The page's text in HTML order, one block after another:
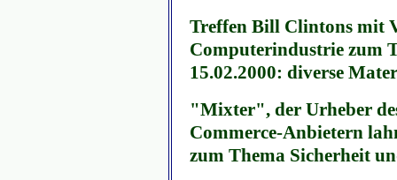
Treffen Bill Clintons mit
Computerindustrie zum
15.02.2000: diverse
"Mixter", der Urheber
Commerce-Anbietern
zum Thema Sicherheit